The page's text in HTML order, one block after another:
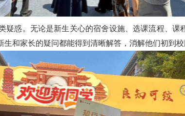
疑惑。无论是新生关心的宿舍设施、选课流程、
和家长的疑问都能得到清晰解答，消解他们初到校